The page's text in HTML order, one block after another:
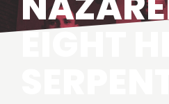
EIGHT